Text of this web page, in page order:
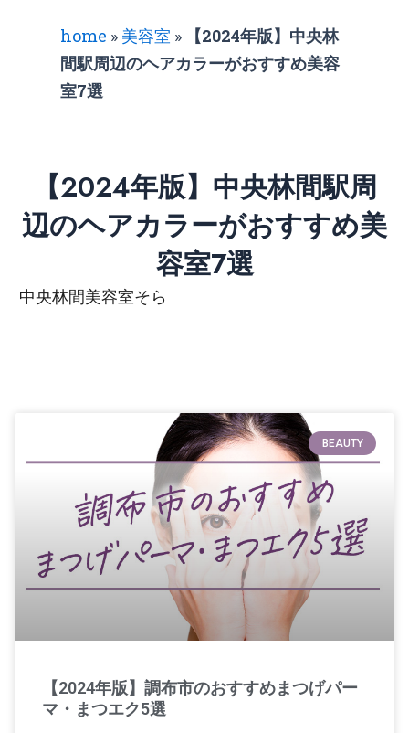
home » 美容室 »
【2024年版】中央林
間駅周辺のヘアカラーがおすすめ美容
室7選
【2024年版】中央林間駅周
辺のヘアカラーがおすすめ美
容室7選
中央林間美容室そら
BEAUTY
【2024年版】調布市のおすすめまつげパー
マ・まつエク5選